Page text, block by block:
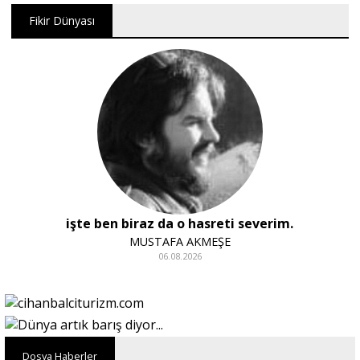
Fikir Dünyası
işte ben biraz da o hasreti severim.
MUSTAFA AKMEŞE
06.08.2026
Dosya Haberler